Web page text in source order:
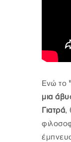
Ενώ το
μια
Γιατρά,